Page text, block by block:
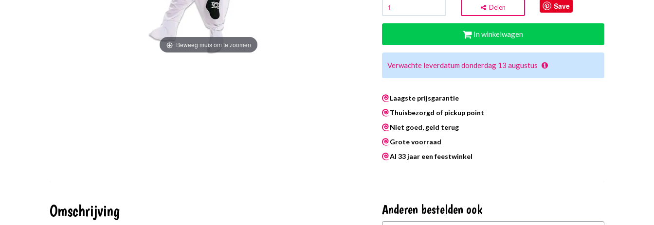
Beweeg muis om te zoomen
Delen Save
In winkelwagen
Verwachte leverdatum donderdag 13 augustus
Laagste prijsgarantie
Thuisbezorgd of pickup point
Niet goed, geld terug
Grote voorraad
Al 33 jaar een feestwinkel
Omschrijving
Anderen bestelden ook